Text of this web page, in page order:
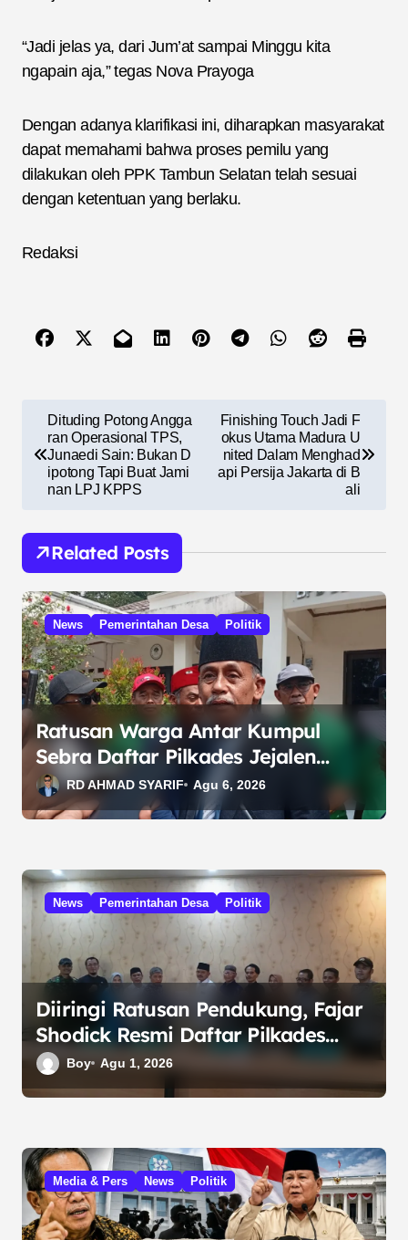
“Jadi jelas ya, dari Jum’at sampai Minggu kita
ngapain aja,” tegas Nova Prayoga
Dengan adanya klarifikasi ini, diharapkan masyarakat
dapat memahami bahwa proses pemilu yang
dilakukan oleh PPK Tambun Selatan telah sesuai
dengan ketentuan yang berlaku.
Redaksi
g
a
s
i
p
o
s
Dituding Potong Angga
ran Operasional TPS,
Junaedi Sain: Bukan D
ipotong Tapi Buat Jami
nan LPJ KPPS
Finishing Touch Jadi F
okus Utama Madura U
nited Dalam Menghad
api Persija Jakarta di B
ali
Related Posts
News Pemerintahan Desa Politik
Ratusan Warga Antar Kumpul
Sebra Daftar Pilkades Jejalen
Jaya, Serukan Pemilu Damai
RD AHMAD SYARIF Agu 6, 2026
News Pemerintahan Desa Politik
Diiringi Ratusan Pendukung, Fajar
Shodick Resmi Daftar Pilkades
Sumber Jaya 2026
Boy Agu 1, 2026
Media & Pers News Politik